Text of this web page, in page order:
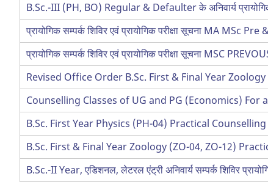
B.Sc.-III (PH, BO) Regular & Defaulter के अनिवार्य
प्रायोगिक सम्पर्क शिविर एवं प्रायोगिक परीक्षा सूचना MA MSc
प्रायोगिक सम्पर्क शिविर एवं प्रायोगिक परीक्षा सूचना MSC
Revised Office Order B.Sc. First & Final Year
Counselling Classes of UG and PG (Economics) For
B.Sc. First Year Physics (PH-04) Practical
B.Sc. First & Final Year Zoology (ZO-04, ZO-12)
B.Sc.-II Year, एडिशनल, लेटरल एंट्री अनिवार्य सम्पर्क शिविर